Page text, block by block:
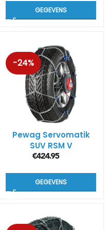
GEGEVENS
-24%
Pewag Servomatik
SUV RSM V
€424.95
GEGEVENS